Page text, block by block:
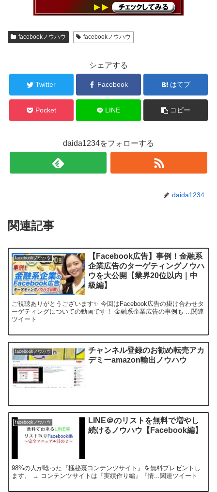
facebookノウハウ facebookノウハウ
シェアする
Twitter Facebook はてブ
Pocket LINE コピー
daida1234をフォローする
daida1234
関連記事
facebookノウハウ
【Facebook広告】事例！金融系
企業広告のターゲティングノウハ
ウを大公開【業界20位以内｜中
級編】
ご視聴ありがとうございます✨ 今回はFacebook広告の掛け合わせタ
ーゲティングについての動画です！ 金融系企業広告の事例も ...関連
ツイート
facebookノウハウ
チャンネル登録のお勧め転売アカ
デミーamazon輸出ノウハウ
facebookノウハウ
LINE＠のリストを無料で増やし
続けるノウハウ【Facebook編】
98%の人が唸った『極秘裏コンテンツサイト』を無料プレゼントし
ます。 → コンテンツサイトは『実績作り編』『情...関連ツイート